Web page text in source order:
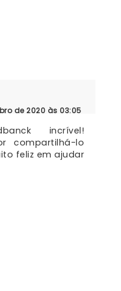
de 2020 às 03:05
incrível!
compartilhá-lo
feliz em ajudar